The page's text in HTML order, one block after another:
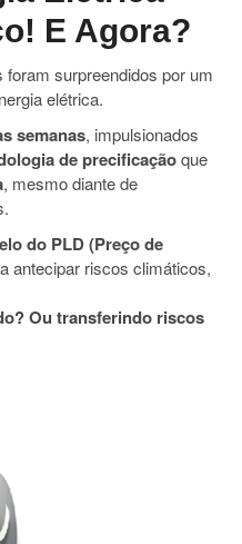
E Agora?
surpreendidos por um
elétrica.
semanas, impulsionados
de precificaçãoque
, mesmo diante de
do PLD (Preço de
antecipar riscos climáticos,
Ou transferindo riscos